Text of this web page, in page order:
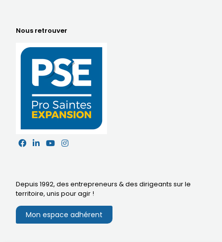
Nous retrouver
Depuis 1992, des entrepreneurs & des dirigeants sur le
territoire, unis pour agir !
Mon espace adhérent